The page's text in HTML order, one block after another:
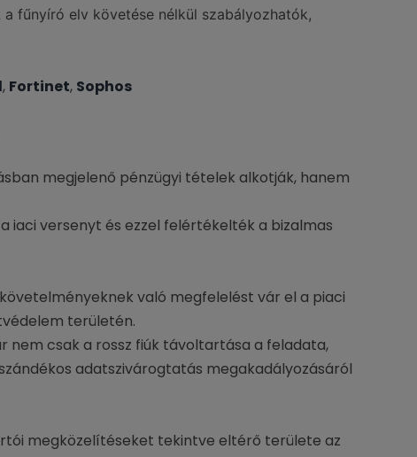
fűnyíró elv követése nélkül szabályozhatók,
, Fortinet, Sophos
megjelenő pénzügyi tételek alkotják, hanem
iaci versenyt és ezzel felértékelték a bizalmas
való megfelelést vár el a piaci
területén.
nem csak a rossz fiúk távoltartása a feladata,
adatszivárogtatás megakadályozásáról
megközelítéseket tekintve eltérő területe az